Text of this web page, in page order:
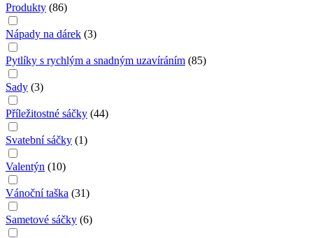
Produkty (86)
Nápady na dárek (3)
Pytlíky s rychlým a snadným uzavíráním (85)
Sady (3)
Příležitostné sáčky (44)
Svatební sáčky (1)
Valentýn (10)
Vánoční taška (31)
Sametové sáčky (6)